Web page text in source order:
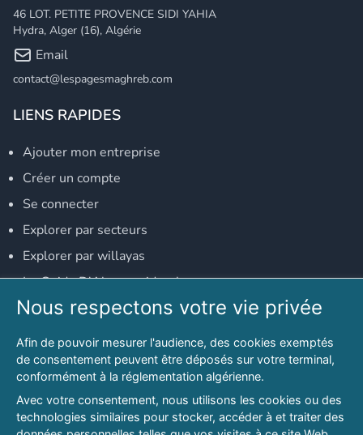
46 LOT. PETITE PROVENCE SIDI YAHIA
Hydra, Alger (16), Algérie
Email
contact@lespagesmaghreb.com
LIENS RAPIDES
Ajouter mon entreprise
Créer un compte
Se connecter
Explorer par secteurs
Explorer par willayas
Le Guide D'Alger, guide-alger.com
NOS RÉSEAUX SOCIAUX
Notre page Facebook
Notre page LinkedIn
Notre page Instagram
Nous respectons votre vie privée
Afin de pouvoir mesurer l'audience, des cookies exemptés
de consentement peuvent être déposés sur votre terminal,
conformément à la réglementation algérienne.
Avec votre consentement, nous utilisons les cookies ou des
technologies similaires pour stocker, accéder à et traiter des